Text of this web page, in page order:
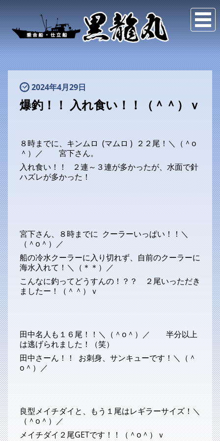
2024年4月29日
爆釣！！ 入れ食い！！（＾＾）ｖ
８時までに、キンムロ (マムロ ) ２２尾！＼（＾o
＾）／ 宮下さん。
入れ食い！！ ２連～３連が多かったが、水面で針
ハズレが多かった！
宮下さん、８時までに クーラーいっぱい！！＼
（＾o＾）／
船の冷水クーラーに入り切れず、自前のクーラーに
海水入れて！＼（＊＊）／
こんなに釣ってどうすんの！？？ ２尾いっただき
ましたー！（＾＾）ｖ
田中名人も１６尾！！＼（＾o＾）／ 半分以上
は逃げられました！（笑）
田中さーん！！ お刺身、サンキューです！＼（＾
o＾）／
良型メイチダイと、もう１尾はレギラーサイズ！＼
（＾o＾）／
メイチダイ２尾GETです！！（＾o＾）ｖ